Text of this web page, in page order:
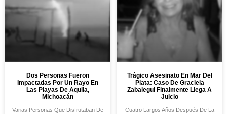
Dos Personas Fueron
Impactadas Por Un Rayo En
Las Playas De Aquila,
Michoacán
Varias Personas Que Disfrutaban De
Trágico Asesinato En Mar Del
Plata: Caso De Graciela
Zabalegui Finalmente Llega A
Juicio
Cuatro Largos Años Después De La